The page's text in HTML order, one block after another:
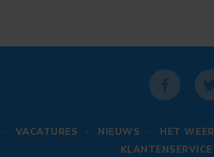
VACATURES NIEUWS HET WEER
KLANTENSERVICE